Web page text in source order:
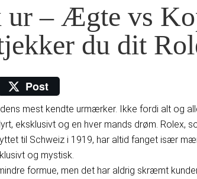
ur – Ægte vs
du dit
Post
mest kendte urmærker. Ikke fordi alt og
eksklusivt og en hver mands drøm. Rolex,
til Schweiz i 1919, har altid fanget især
og mystisk.
formue, men det har aldrig skræmt